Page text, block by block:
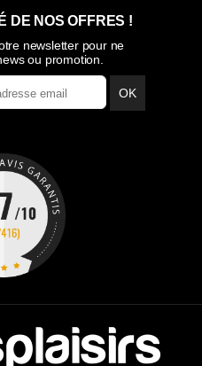
DE NOS OFFRES !
newsletter pour ne
ou promotion.
OK